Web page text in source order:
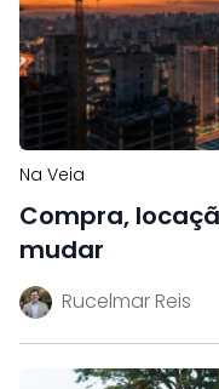
Na Veia
Compra,
mudar
Rucelmar Reis